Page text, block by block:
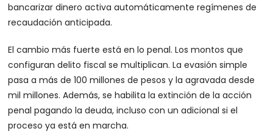
bancarizar dinero activa automáticamente regímenes de
recaudación anticipada.
El cambio más fuerte está en lo penal. Los montos que
configuran delito fiscal se multiplican. La evasión simple
pasa a más de 100 millones de pesos y la agravada desde
mil millones. Además, se habilita la extinción de la acción
penal pagando la deuda, incluso con un adicional si el
proceso ya está en marcha.